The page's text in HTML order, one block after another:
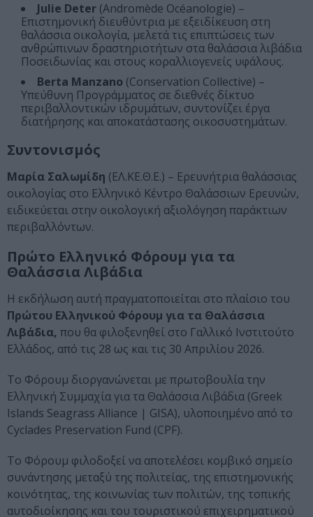
Julie Deter (Andromède Océanologie) –
Επιστημονική διευθύντρια με εξειδίκευση στη
θαλάσσια οικολογία, μελετά τις επιπτώσεις των
ανθρώπινων δραστηριοτήτων στα θαλάσσια λιβάδια
Ποσειδωνίας και στους κοραλλιογενείς υφάλους.
Berta Manzano (Conservation Collective) –
Υπεύθυνη Προγράμματος σε διεθνές δίκτυο
περιβαλλοντικών ιδρυμάτων, συντονίζει έργα
διατήρησης και αποκατάστασης οικοσυστημάτων.
Συντονισμός
Μαρία Σαλωμίδη (ΕΛ.ΚΕ.Θ.Ε.) – Ερευνήτρια θαλάσσιας
οικολογίας στο Ελληνικό Κέντρο Θαλάσσιων Ερευνών,
ειδικεύεται στην οικολογική αξιολόγηση παράκτιων
περιβαλλόντων.
Πρώτο Ελληνικό Φόρουμ για τα
Θαλάσσια Λιβάδια
Η εκδήλωση αυτή πραγματοποιείται στο πλαίσιο του
Πρώτου Ελληνικού Φόρουμ για τα Θαλάσσια
Λιβάδια, που θα φιλοξενηθεί στο Γαλλικό Ινστιτούτο
Ελλάδος, από τις 28 ως και τις 30 Απριλίου 2026.
Το Φόρουμ διοργανώνεται με πρωτοβουλία την
Ελληνική Συμμαχία για τα Θαλάσσια Λιβάδια (Greek
Islands Seagrass Alliance | GISA), υλοποιημένο από το
Cyclades Preservation Fund (CPF).
Το Φόρουμ φιλοδοξεί να αποτελέσει κομβικό σημείο
συνάντησης μεταξύ της πολιτείας, της επιστημονικής
κοινότητας, της κοινωνίας των πολιτών, της τοπικής
αυτοδιοίκησης και του τουριστικού επιχειρηματικού